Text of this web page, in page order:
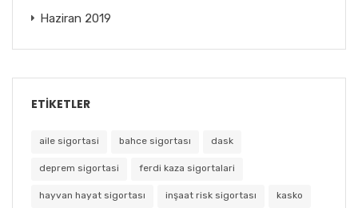
Haziran 2019
ETIKETLER
aile sigortasi bahce sigortası dask
deprem sigortasi ferdi kaza sigortalari
hayvan hayat sigortası inşaat risk sigortası kasko